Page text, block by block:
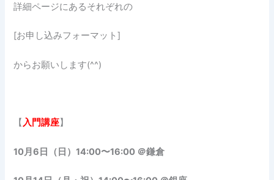
詳細ページにあるそれぞれの
[お申し込みフォーマット]
からお願いします(^^)
【 入門講座】
10月6日（日）14:00〜16:00 ＠鎌倉